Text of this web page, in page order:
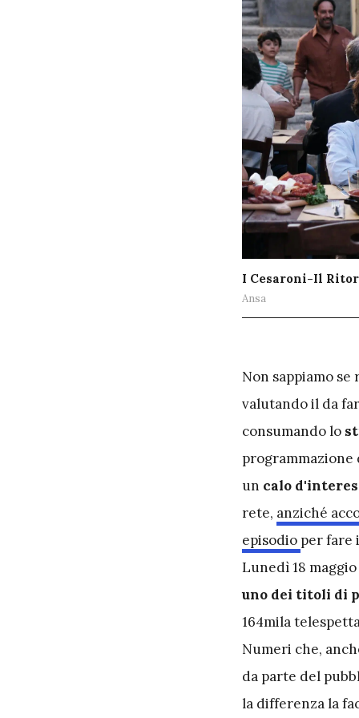
I Cesaroni-Il
Ansa
Non sappiamo se
valutando il da
consumando lo
programmazione
un calo
rete, anziché
episodio per fare
Lunedì 18
uno dei titoli di
164mila
Numeri che,
da parte del
la differenza la